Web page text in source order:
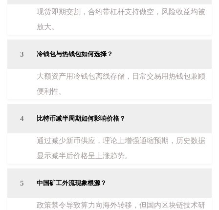
现货即期交割，合约带杠杆支持做空，风险收益均被
放大。
3 冷钱包与热钱包如何选择？
大额资产用冷钱包离线存储，日常交易用热钱包兼顾
便利性。
4 比特币减半周期如何影响价格？
通过减少新币供应，理论上增强通缩预期，历史数据
显示减半后价格呈上涨趋势。
5 中国矿工外流现象根源？
政策禁令导致算力向海外转移，但国内区块链技术研